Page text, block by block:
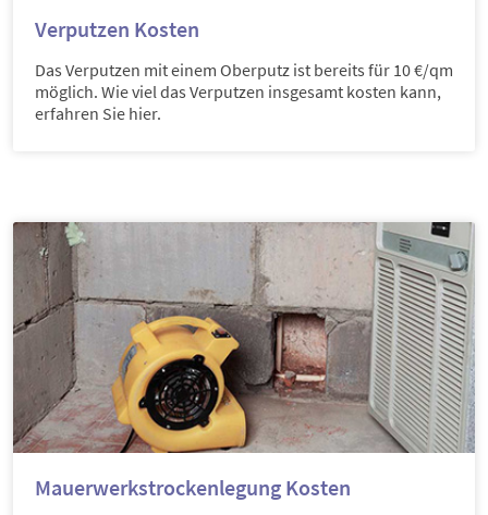
Verputzen Kosten
Das Verputzen mit einem Oberputz ist bereits für 10 €/qm
möglich. Wie viel das Verputzen insgesamt kosten kann,
erfahren Sie hier.
Mauerwerkstrockenlegung Kosten